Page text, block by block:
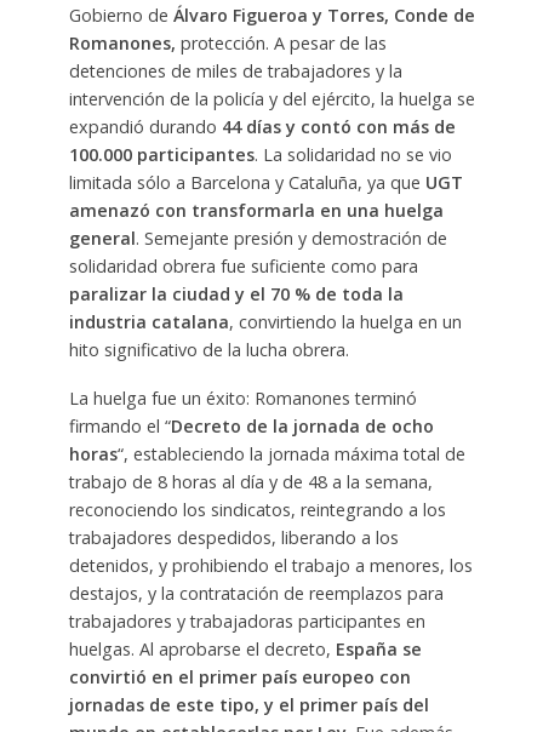
Gobierno de Álvaro Figueroa y Torres, Conde de
Romanones, protección. A pesar de las
detenciones de miles de trabajadores y la
intervención de la policía y del ejército, la huelga se
expandió durando 44 días y contó con más de
100.000 participantes. La solidaridad no se vio
limitada sólo a Barcelona y Cataluña, ya que UGT
amenazó con transformarla en una huelga
general. Semejante presión y demostración de
solidaridad obrera fue suficiente como para
paralizar la ciudad y el 70 % de toda la
industria catalana, convirtiendo la huelga en un
hito significativo de la lucha obrera.
La huelga fue un éxito: Romanones terminó
firmando el “Decreto de la jornada de ocho
horas“, estableciendo la jornada máxima total de
trabajo de 8 horas al día y de 48 a la semana,
reconociendo los sindicatos, reintegrando a los
trabajadores despedidos, liberando a los
detenidos, y prohibiendo el trabajo a menores, los
destajos, y la contratación de reemplazos para
trabajadores y trabajadoras participantes en
huelgas. Al aprobarse el decreto, España se
convirtió en el primer país europeo con
jornadas de este tipo, y el primer país del